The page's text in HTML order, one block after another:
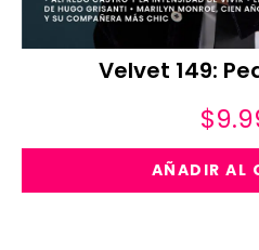
Velvet 149:
$
AÑADIR AL